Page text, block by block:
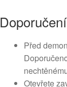
Před
Otevřete